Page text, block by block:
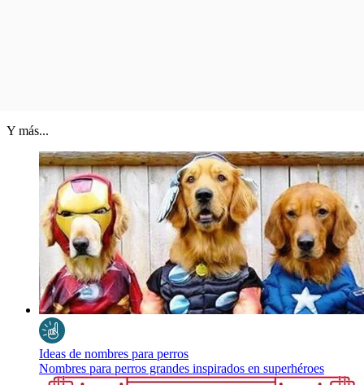
Y más...
Ideas de nombres para perros
Nombres para perros grandes inspirados en superhéroes